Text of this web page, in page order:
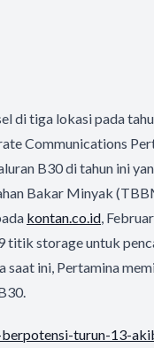
di tiga lokasi pada
Communications
B30 di tahun ini
Bakar Minyak
kontan.co.id,
titik storage untuk
saat ini, Pertamina
turun-13-